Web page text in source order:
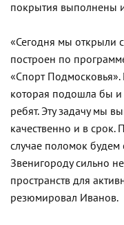
покрытия выполнены
«Сегодня мы открыли
построен по
«Спорт Подмосковья».
которая подошла бы
ребят. Эту задачу мы
качественно и в срок.
случае поломок будем
Звенигороду сильно
пространств для
резюмировал Иванов.